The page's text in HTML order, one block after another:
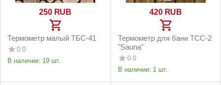
‍250‍ RUB
Термометр малый ТБС-41
0.0
В наличии: 19 шт.
‍420‍ RUB
Термометр для бани ТСС-2
"Sauna"
0.0
В наличии: 1 шт.